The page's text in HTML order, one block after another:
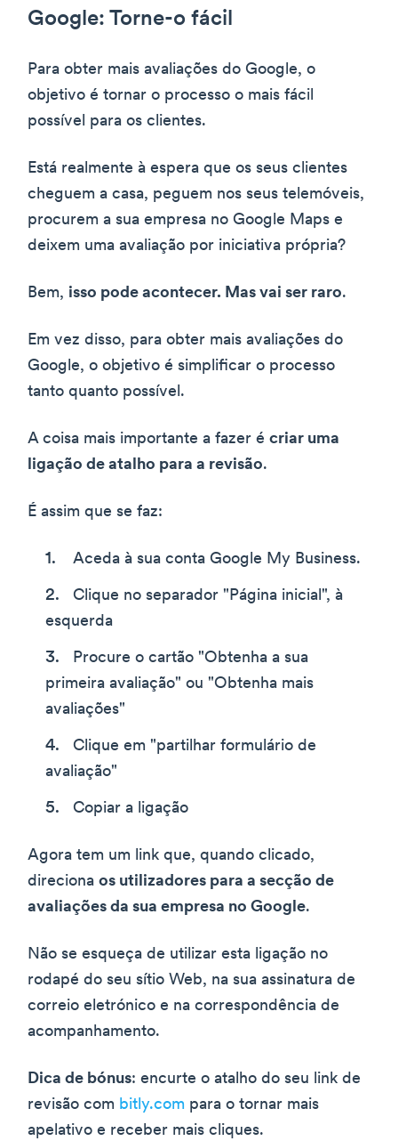
Google: Torne-o fácil
Para obter mais avaliações do Google, o
objetivo é tornar o processo o mais fácil
possível para os clientes.
Está realmente à espera que os seus clientes
cheguem a casa, peguem nos seus telemóveis,
procurem a sua empresa no Google Maps e
deixem uma avaliação por iniciativa própria?
Bem, isso pode acontecer. Mas vai ser raro.
Em vez disso, para obter mais avaliações do
Google, o objetivo é simplificar o processo
tanto quanto possível.
A coisa mais importante a fazer é criar uma
ligação de atalho para a revisão.
É assim que se faz:
Aceda à sua conta Google My Business.
Clique no separador "Página inicial", à
esquerda
Procure o cartão "Obtenha a sua
primeira avaliação" ou "Obtenha mais
avaliações"
Clique em "partilhar formulário de
avaliação"
Copiar a ligação
Agora tem um link que, quando clicado,
direciona os utilizadores para a secção de
avaliações da sua empresa no Google.
Não se esqueça de utilizar esta ligação no
rodapé do seu sítio Web, na sua assinatura de
correio eletrónico e na correspondência de
acompanhamento.
Dica de bónus: encurte o atalho do seu link de
revisão com bitly.com para o tornar mais
apelativo e receber mais cliques.